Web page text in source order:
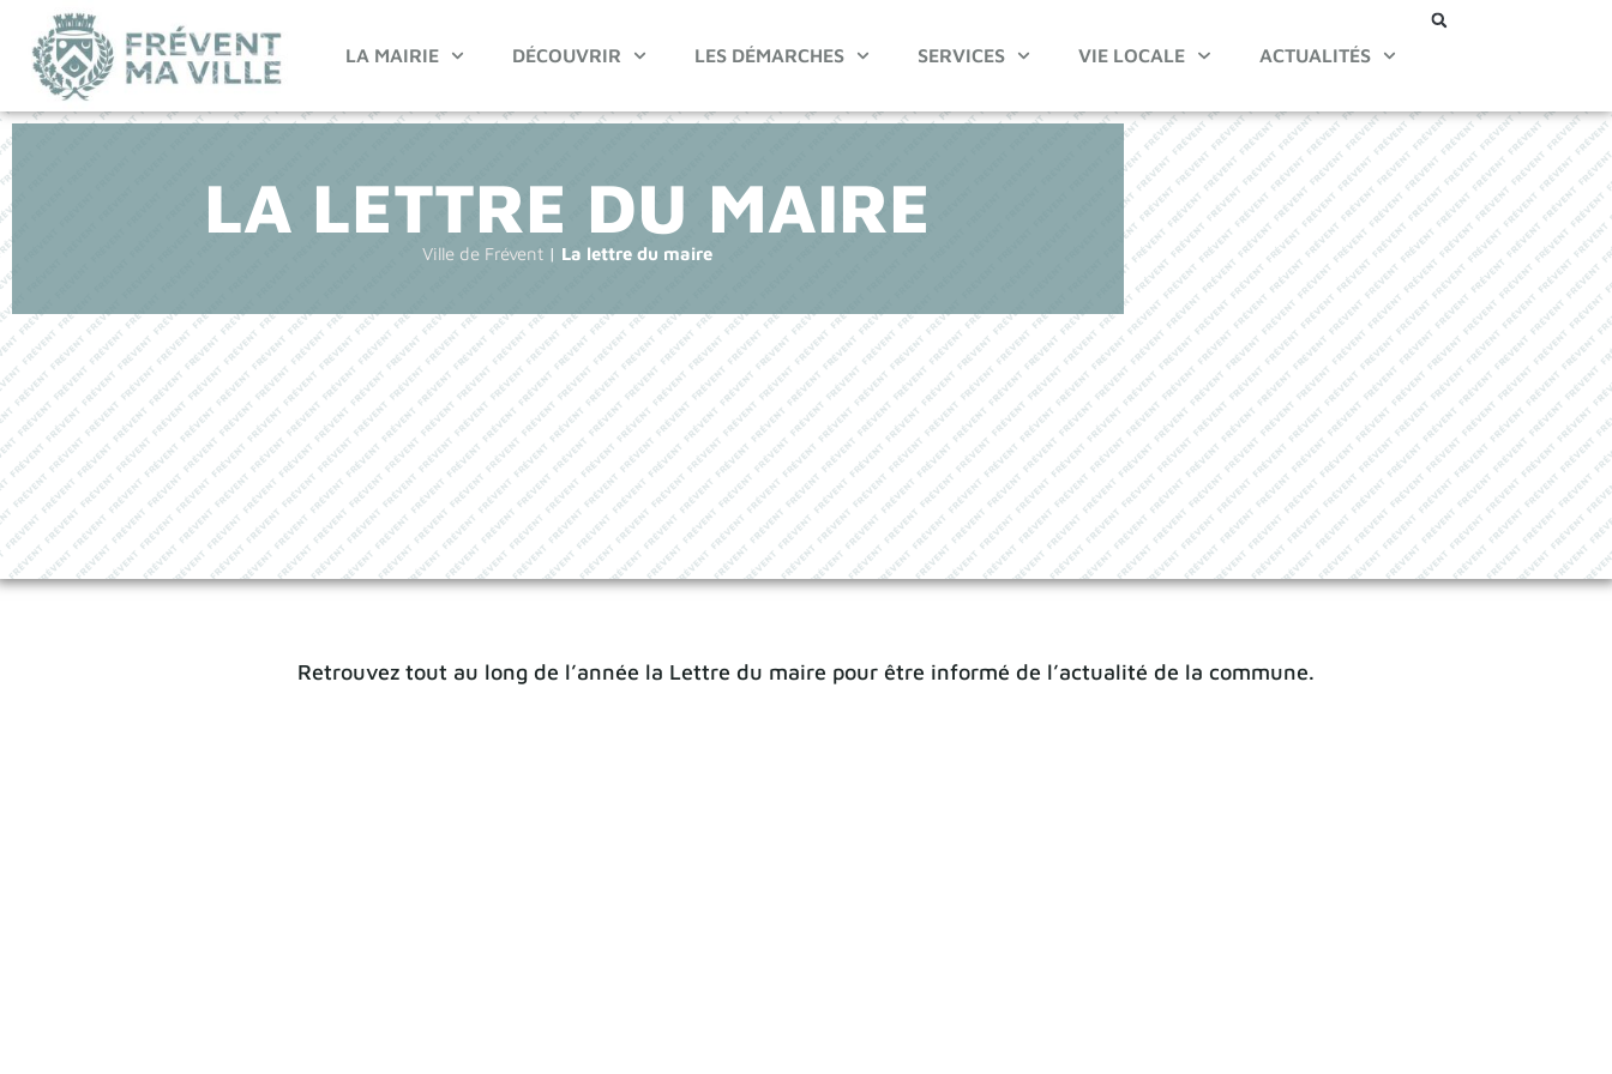
LA MAIRIE DÉCOUVRIR LES DÉMARCHES SERVICES VIE LOCALE ACTUALITÉS
LA LETTRE DU MAIRE
Ville de Frévent | La lettre du maire
Retrouvez tout au long de l’année la Lettre du maire pour être informé de l’actualité de la commune.